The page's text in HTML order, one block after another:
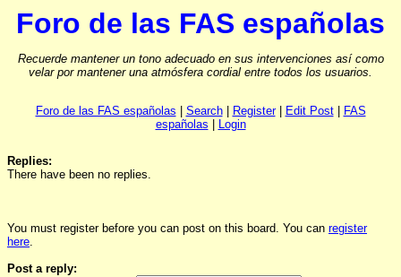
Foro de las FAS españolas
Recuerde mantener un tono adecuado en sus intervenciones así como
velar por mantener una atmósfera cordial entre todos los usuarios.
Foro de las FAS españolas Search| Register| Edit Post|
FAS
españolas
Login
Replies:
There have been no replies.
You must register before you can post on this board. You can register
here.
Post a reply: